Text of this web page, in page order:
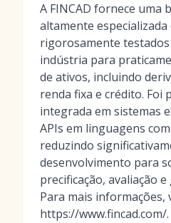
A FINCAD fornece uma
altamente especializada
rigorosamente
indústria para
de ativos, incluindo
renda fixa e crédito. Foi
integrada em sistemas
APIs em linguagens
reduzindo
desenvolvimento para
precificação, avaliação
Para mais informações,
https://www.fincad.com/.